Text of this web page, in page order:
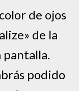
de ojos
de la
podido